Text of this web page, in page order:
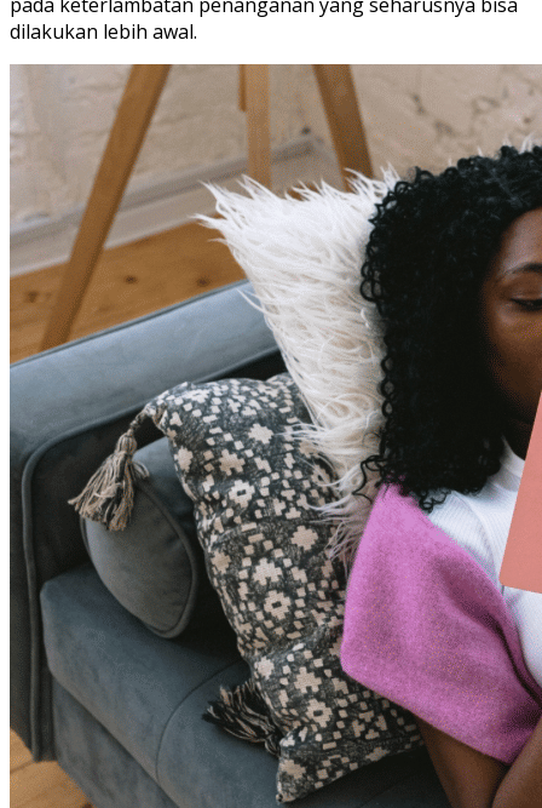
dilakukan lebih awal.